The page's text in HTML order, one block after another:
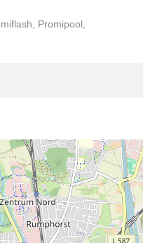
Promipool,